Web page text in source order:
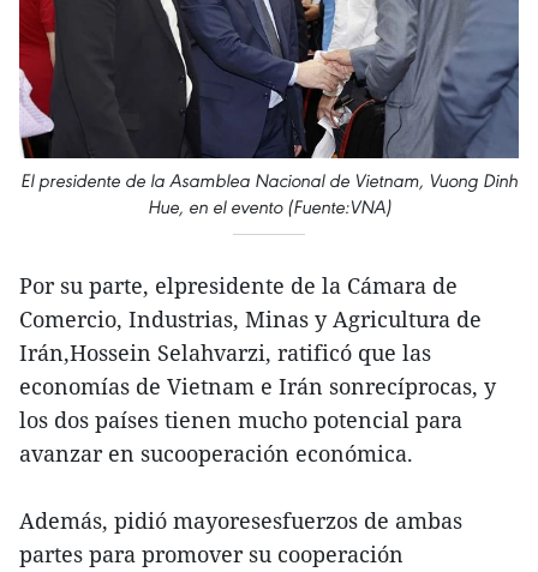
El presidente de la Asamblea Nacional de Vietnam, Vuong Dinh
Hue, en el evento (Fuente:VNA)
Por su parte, elpresidente de la Cámara de
Comercio, Industrias, Minas y Agricultura de
Irán,Hossein Selahvarzi, ratificó que las
economías de Vietnam e Irán sonrecíprocas, y
los dos países tienen mucho potencial para
avanzar en sucooperación económica.
Además, pidió mayoresesfuerzos de ambas
partes para promover su cooperación